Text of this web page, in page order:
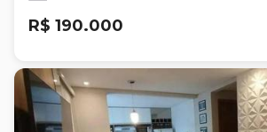
R$ 190.000